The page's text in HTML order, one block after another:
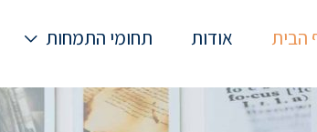
הבית אודות תחומי התמחות